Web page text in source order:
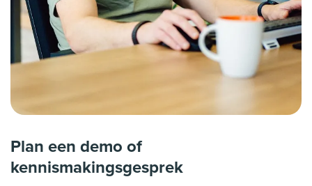
Plan een demo of
kennismakingsgesprek